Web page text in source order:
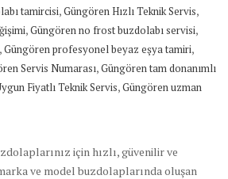
tamircisi,Güngören Hızlı Teknik Servis,
,Güngören no frost buzdolabı servisi,
,Güngören profesyonel beyaz eşya tamiri,
Servis Numarası,Güngören tam donanımlı
Fiyatlı Teknik Servis,Güngören uzman
için hızlı, güvenilir ve
ve model buzdolaplarında oluşan